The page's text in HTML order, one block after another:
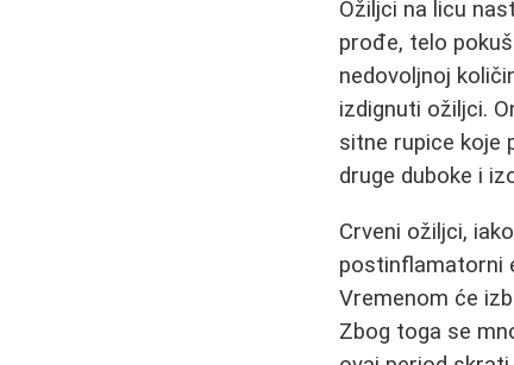
Ožiljci na licu
prođe, telo
nedovoljnoj
izdignuti ožiljci.
sitne rupice koje
druge duboke i
Crveni ožiljci,
postinflamatorni
Vremenom će
Zbog toga se